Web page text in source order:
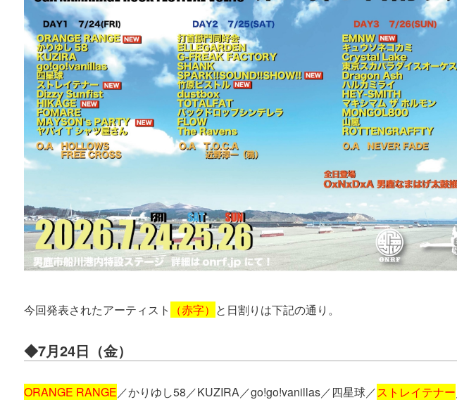
今回発表されたアーティスト （赤字） と日割りは下記の通り。
◆7月24日（金）
ORANGE RANGE／かりゆし58／KUZIRA／go!go!vanillas／四星球／ストレイテナー